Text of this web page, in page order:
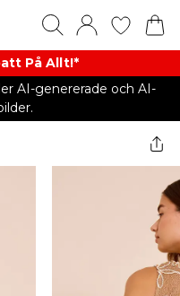
På Allt!*
AI-genererade och AI-